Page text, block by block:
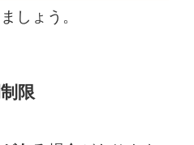
しょう。
限